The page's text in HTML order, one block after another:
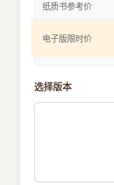
纸质书参考价
电子版限时价
选择版本